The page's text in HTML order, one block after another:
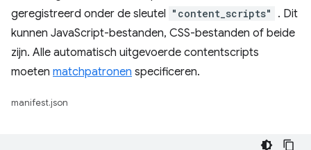
geregistreerd onder de sleutel "content_scripts"
. Dit
kunnen JavaScript-bestanden, CSS-bestanden of beide
zijn. Alle automatisch uitgevoerde contentscripts
moeten matchpatronen specificeren.
manifest.json